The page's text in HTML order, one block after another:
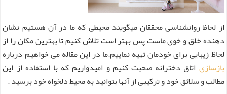
از لحاظ روانشناسی محققان میگویند محیطی که ما در آن هستیم نشان
دهنده خلق و خوی ماست پس بهتر است تلاش کنیم تا بهترین مکان را از
لحاظ زیبایی برای خودمان تهیه نماییم.ما در این مقاله می خواهیم درباره
بازسازی اتاق دخترانه صحبت کنیم و امیدواریم که با استفاده از این
مطالب و سلائق خود و ترکیبی از آنها بتوانید به محیط دلخواه خود برسید .